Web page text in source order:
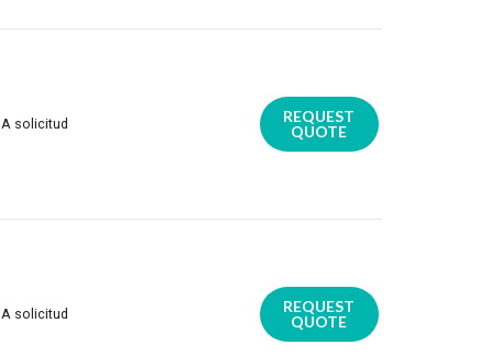
A solicitud
REQUEST
QUOTE
A solicitud
REQUEST
QUOTE